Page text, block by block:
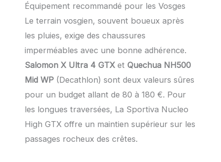
Équipement recommandé pour les Vosges
Le terrain vosgien, souvent boueux après
les pluies, exige des chaussures
imperméables avec une bonne adhérence.
Salomon X Ultra 4 GTX et Quechua NH500
Mid WP (Decathlon) sont deux valeurs sûres
pour un budget allant de 80 à 180 €. Pour
les longues traversées, La Sportiva Nucleo
High GTX offre un maintien supérieur sur les
passages rocheux des crêtes.